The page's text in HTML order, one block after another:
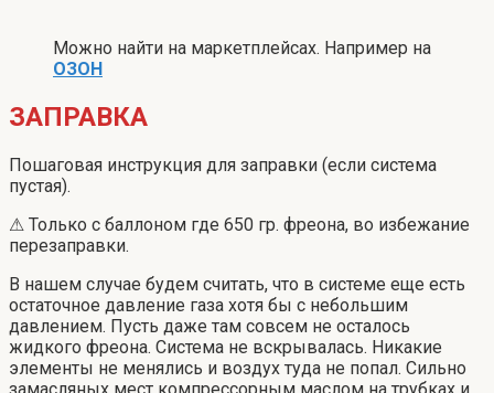
Можно найти на маркетплейсах. Например на
ОЗОН
ЗАПРАВКА
Пошаговая инструкция для заправки (если система
пустая).
⚠ Только с баллоном где 650 гр. фреона, во избежание
перезаправки.
В нашем случае будем считать, что в системе еще есть
остаточное давление газа хотя бы с небольшим
давлением. Пусть даже там совсем не осталось
жидкого фреона. Система не вскрывалась. Никакие
элементы не менялись и воздух туда не попал. Сильно